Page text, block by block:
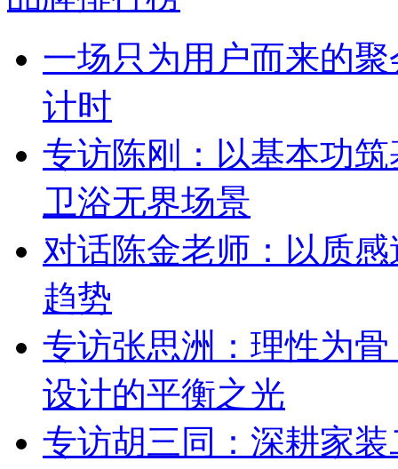
一场只为用户而来的
计时
专访陈刚：以基本功
卫浴无界场景
对话陈金老师：以质
趋势
专访张思洲：理性为
设计的平衡之光
专访胡三同：深耕家